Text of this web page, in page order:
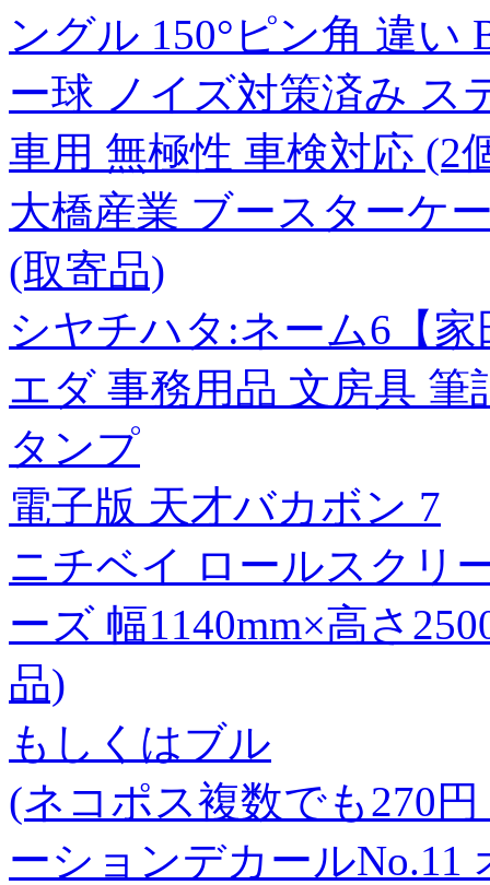
ングル 150°ピン角 違い
ー球 ノイズ対策済み ス
車用 無極性 車検対応 (2
大橋産業 ブースターケ
(取寄品)
シヤチハタ:ネーム6【家
エダ 事務用品 文房具
タンプ
電子版 天才バカボン 7
ニチベイ ロールスクリ
ーズ 幅1140mm×高さ
品)
もしくはブル
(ネコポス複数でも270
ーションデカールNo.11